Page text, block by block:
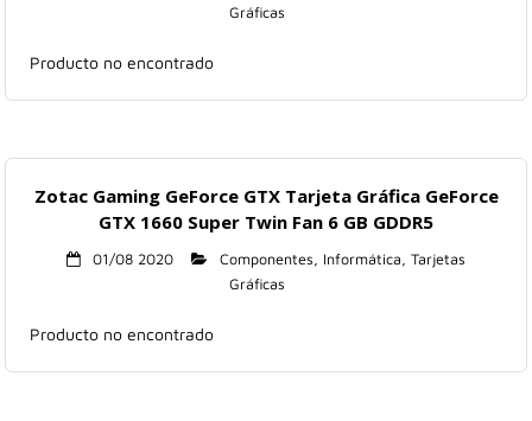
Moda
Multimedia
Telefonía
Gráficas
Producto no encontrado
Zotac Gaming GeForce GTX Tarjeta Gráfica GeForce
GTX 1660 Super Twin Fan 6 GB GDDR5
01/08 2020 Componentes, Informática, Tarjetas
Gráficas
Producto no encontrado